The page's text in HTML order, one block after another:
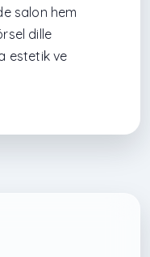
salon hem
dille
estetik ve